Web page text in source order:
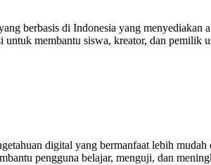
berbasis di Indonesia yang
untuk membantu siswa, kreator, dan
digital yang bermanfaat lebih
pengguna belajar, menguji, dan